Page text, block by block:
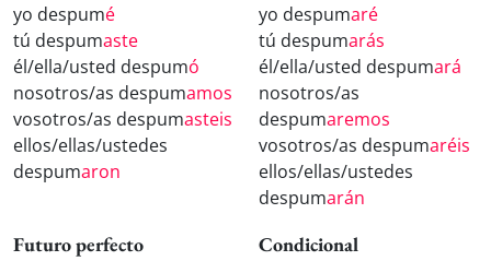
yo despumé
tú despumaste
él/ella/usted despumó
nosotros/as despumamos
vosotros/as despumasteis
ellos/ellas/ustedes
despumaron
yo despumaré
tú despumarás
él/ella/usted despumará
nosotros/as
despumaremos
vosotros/as despumaréis
ellos/ellas/ustedes
despumarán
Futuro perfecto Condicional